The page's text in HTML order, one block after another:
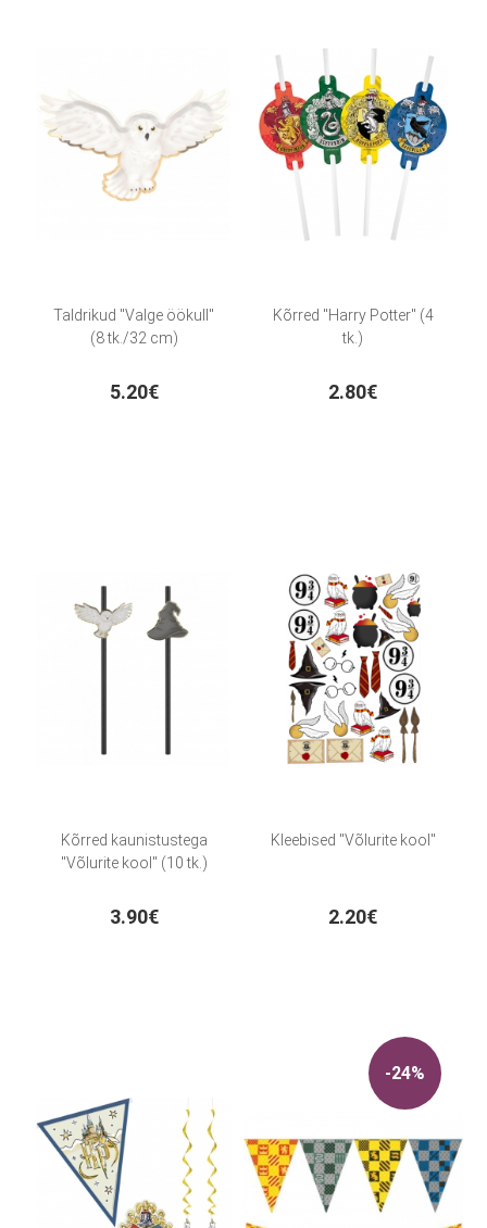
Taldrikud "Valge öökull"
(8 tk./32 cm)
5.20€
Kõrred "Harry Potter" (4
tk.)
2.80€
Kõrred kaunistustega
"Võlurite kool" (10 tk.)
3.90€
Kleebised "Võlurite kool"
2.20€
-24%